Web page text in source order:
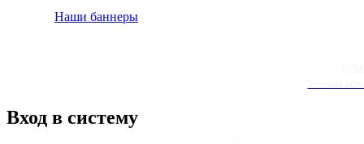
Наши баннеры
Вход в систему